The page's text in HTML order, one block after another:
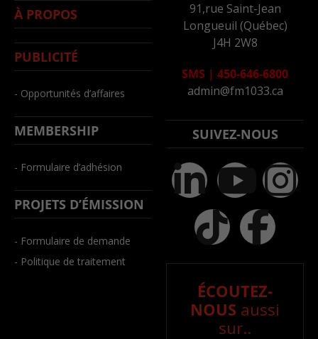
À PROPOS
PUBLICITÉ
- Opportunités d’affaires
MEMBERSHIP
- Formulaire d’adhésion
PROJETS D’ÉMISSION
- Formulaire de demande
- Politique de traitement
91,rue Saint-Jean
Longueuil (Québec)
J4H 2W8
SMS | 450-646-6800
admin@fm1033.ca
SUIVEZ-NOUS
ÉCOUTEZ-
NOUS aussi
sur..